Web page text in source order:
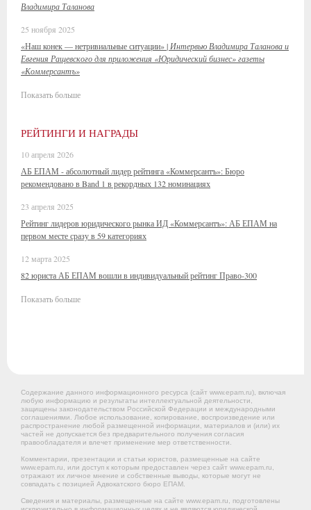
Владимира Таланова
25 ноября 2025
«Наш конек — нетривиальные ситуации» | Интервью Владимира Таланова и
Евгения Ращевского для приложения «Юридический бизнес» газеты
«Коммерсантъ»
Показать больше
РЕЙТИНГИ И НАГРАДЫ
10 апреля 2026
АБ ЕПАМ - абсолютный лидер рейтинга «Коммерсантъ»: Бюро
рекомендовано в Band 1 в рекордных 132 номинациях
23 апреля 2025
Рейтинг лидеров юридического рынка ИД «Коммерсантъ»: АБ ЕПАМ на
первом месте сразу в 59 категориях
12 марта 2025
82 юриста АБ ЕПАМ вошли в индивидуальный рейтинг Право-300
Показать больше
Содержание данного информационного ресурса (сайт www.epam.ru), включая
любую информацию и результаты интеллектуальной деятельности,
защищены законодательством Российской Федерации и международными
соглашениями. Любое использование, копирование, воспроизведение или
распространение любой размещенной информации, материалов и (или) их
частей не допускается без предварительного получения согласия
правообладателя и влечет применение мер ответственности.
Комментарии, презентации и статьи юристов, размещенные на сайте
www.epam.ru, или доступ к которым предоставлен через сайт www.epam.ru,
отражают их личное мнение и собственные выводы, которые могут не
совпадать с позицией Адвокатского бюро ЕПАМ.
Сведения и материалы, размещенные на сайте www.epam.ru, подготовлены